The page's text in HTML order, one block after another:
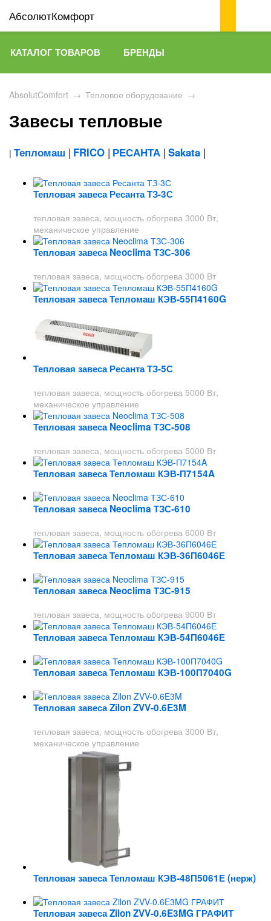
АбсолютКомфорт
КАТАЛОГ ТОВАРОВ БРЕНДЫ
AbsolutComfort → Тепловое оборудование →
Завесы тепловые
| Тепломаш | FRICO | РЕСАНТА | Sakata |
Тепловая завеса Ресанта ТЗ-3С
тепловая завеса, мощность обогрева 3000 Вт,
механическое управление
Тепловая завеса Neoclima ТЗС-306
тепловая завеса, мощность обогрева 3000 Вт
Тепловая завеса Тепломаш КЭВ-55П4160G
Тепловая завеса Ресанта ТЗ-5С
тепловая завеса, мощность обогрева 5000 Вт,
механическое управление
Тепловая завеса Neoclima ТЗС-508
тепловая завеса, мощность обогрева 5000 Вт
Тепловая завеса Тепломаш КЭВ-П7154A
Тепловая завеса Neoclima ТЗС-610
тепловая завеса, мощность обогрева 6000 Вт
Тепловая завеса Тепломаш КЭВ-36П6046Е
Тепловая завеса Neoclima ТЗС-915
тепловая завеса, мощность обогрева 9000 Вт
Тепловая завеса Тепломаш КЭВ-54П6046Е
Тепловая завеса Тепломаш КЭВ-100П7040G
Тепловая завеса Zilon ZVV-0.6E3M
тепловая завеса, мощность обогрева 3000 Вт,
механическое управление
Тепловая завеса Тепломаш КЭВ-48П5061Е (нерж)
Тепловая завеса Zilon ZVV-0.6E3MG ГРАФИТ